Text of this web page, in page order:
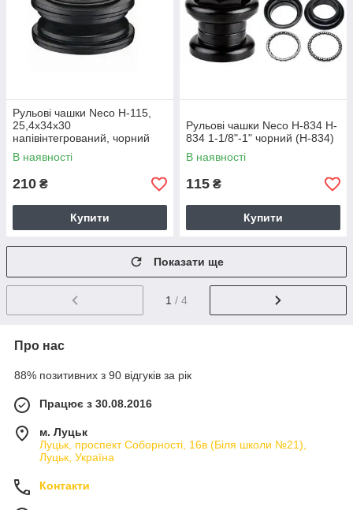
Рульові чашки Neco H-115,
25,4x34x30
напівінтегрований, чорний
(H-115/IT)
В наявності
210 ₴
Купити
Рульові чашки Neco H-834 H-
834 1-1/8"-1" чорний (H-834)
В наявності
115 ₴
Купити
Показати ще
1 / 4
Про нас
88% позитивних з 90 відгуків за рік
Працює з 30.08.2016
м. Луцьк
Луцьк, проспект Соборності, 16в (Біля школи №21),
Луцьк, Україна
Контакти